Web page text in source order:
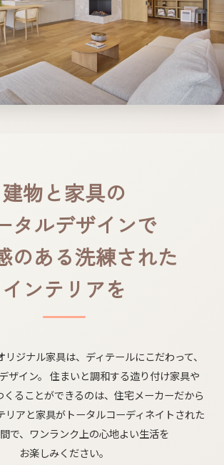
建物と​家具の​
タルデザインで
の​ある​洗練された​
インテリアを
ジナル家具は、​ディテールに​こだわって、​
ザイン。 住まいと​調和する​造り付け家具や​
くる​ことができるのは、​住宅メーカーだから​
リアと​家具が​トータルコーディネイトされた​
で、​ワンランク上の​心地よい​生活を​
お楽しみください。